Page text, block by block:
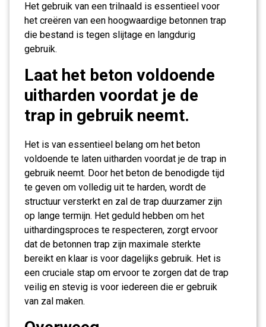
Het gebruik van een trilnaald is essentieel voor
het creëren van een hoogwaardige betonnen trap
die bestand is tegen slijtage en langdurig
gebruik.
Laat het beton voldoende
uitharden voordat je de
trap in gebruik neemt.
Het is van essentieel belang om het beton
voldoende te laten uitharden voordat je de trap in
gebruik neemt. Door het beton de benodigde tijd
te geven om volledig uit te harden, wordt de
structuur versterkt en zal de trap duurzamer zijn
op lange termijn. Het geduld hebben om het
uithardingsproces te respecteren, zorgt ervoor
dat de betonnen trap zijn maximale sterkte
bereikt en klaar is voor dagelijks gebruik. Het is
een cruciale stap om ervoor te zorgen dat de trap
veilig en stevig is voor iedereen die er gebruik
van zal maken.